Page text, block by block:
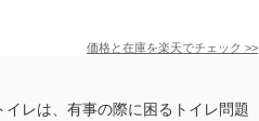
価格と在庫を楽天でチェック >>
レは、有事の際に困るトイレ問題